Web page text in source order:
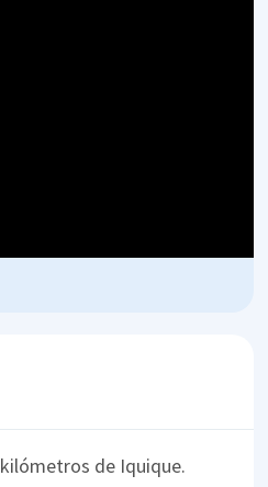
kilómetros de Iquique.